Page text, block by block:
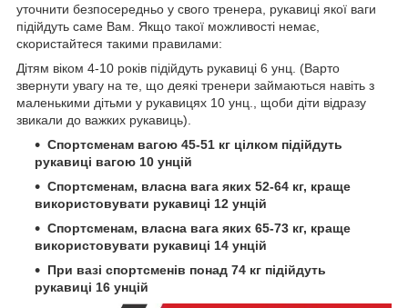
уточнити безпосередньо у свого тренера, рукавиці якої ваги
підійдуть саме Вам. Якщо такої можливості немає,
скористайтеся такими правилами:
Дітям віком 4-10 років підійдуть рукавиці 6 унц. (Варто
звернути увагу на те, що деякі тренери займаються навіть з
маленькими дітьми у рукавицях 10 унц., щоби діти відразу
звикали до важких рукавиць).
Спортсменам вагою 45-51 кг цілком підійдуть
рукавиці вагою 10 унцій
Спортсменам, власна вага яких 52-64 кг, краще
використовувати рукавиці 12 унцій
Спортсменам, власна вага яких 65-73 кг, краще
використовувати рукавиці 14 унцій
При вазі спортсменів понад 74 кг підійдуть
рукавиці 16 унцій